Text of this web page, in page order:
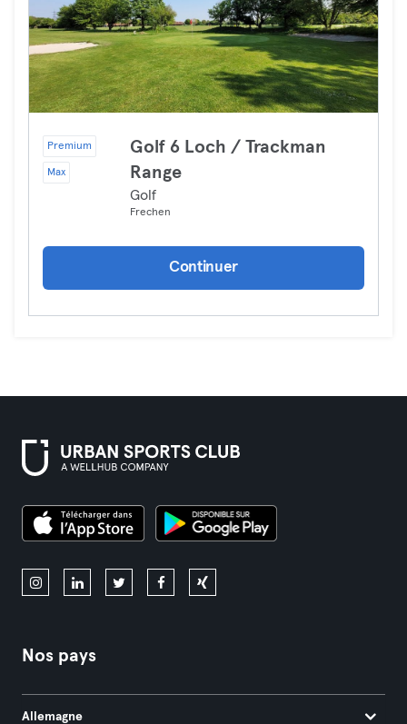
Premium
Max
Golf 6 Loch / Trackman
Range
Golf
Frechen
Continuer
Nos pays
Allemagne